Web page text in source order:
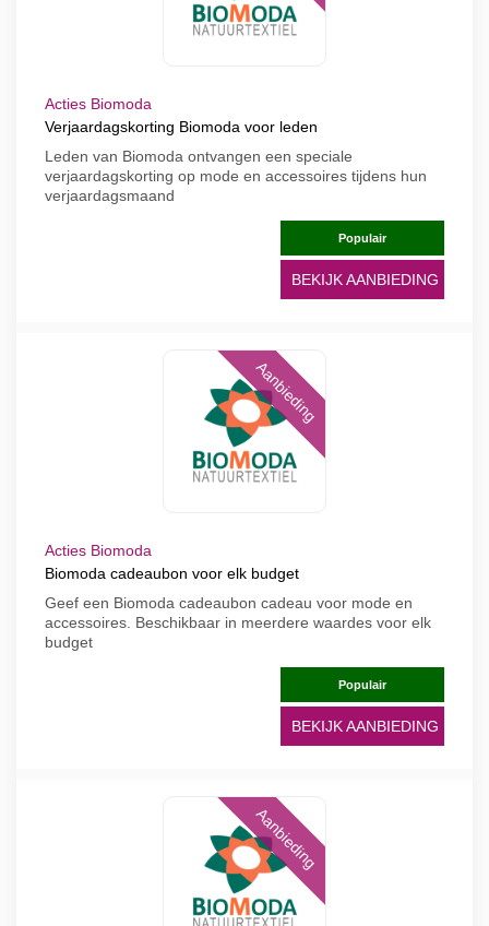
Acties Biomoda
Verjaardagskorting Biomoda voor leden
Leden van Biomoda ontvangen een speciale
verjaardagskorting op mode en accessoires tijdens hun
verjaardagsmaand
Populair
BEKIJK AANBIEDING
Aanbieding
Acties Biomoda
Biomoda cadeaubon voor elk budget
Geef een Biomoda cadeaubon cadeau voor mode en
accessoires. Beschikbaar in meerdere waardes voor elk
budget
Populair
BEKIJK AANBIEDING
Aanbieding